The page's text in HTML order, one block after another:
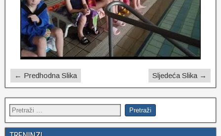
← Predhodna Slika Sljedeća Slika →